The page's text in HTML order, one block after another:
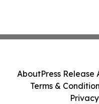
AboutPress Release
Terms &